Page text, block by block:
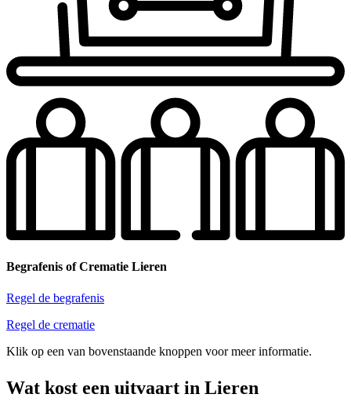
Begrafenis of Crematie Lieren
Regel de begrafenis
Regel de crematie
Klik op een van bovenstaande knoppen voor meer informatie.
Wat kost een uitvaart in Lieren